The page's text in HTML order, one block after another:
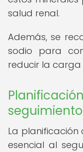
salud renal.
Además, se
sodio para
reducir la carga
La
esencial al